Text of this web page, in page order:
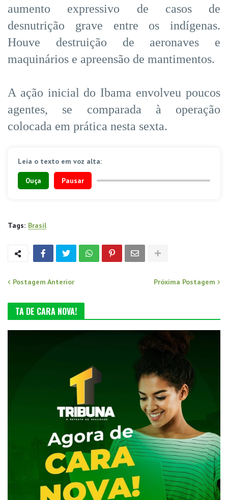
aumento expressivo de casos de
desnutrição grave entre os indígenas.
Houve destruição de aeronaves e
maquinários e apreensão de mantimentos.
A ação inicial do Ibama envolveu poucos
agentes, se comparada à operação
colocada em prática nesta sexta.
Leia o texto em voz alta:
Ouça Pausar
Tags: Brasil
Postagem Anterior Próxima Postagem
TA DE CARA NOVA!